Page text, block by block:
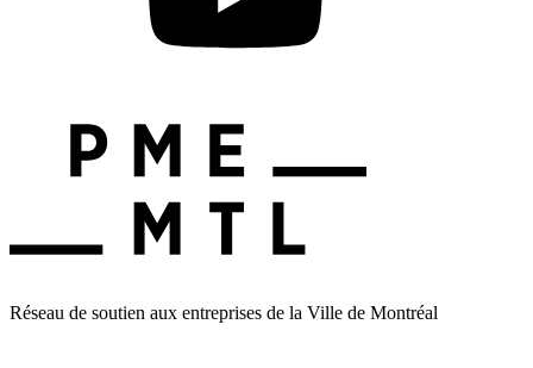
Réseau de soutien aux entreprises de la Ville de Montréal